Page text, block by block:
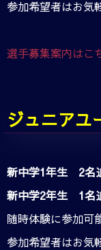
参加希望者はお気
選手募集案内はこ
ジュニアユ
新中学1年生 2名
新中学2年生 1名
随時体験に参加可
参加希望者はお気